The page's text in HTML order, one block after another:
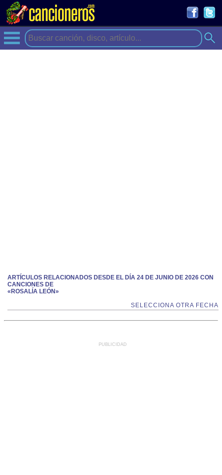
ARTÍCULOS RELACIONADOS DESDE EL DÍA 24 DE JUNIO DE 2026 CON
CANCIONES DE
«ROSALÍA LEÓN»
SELECCIONA OTRA FECHA
PUBLICIDAD